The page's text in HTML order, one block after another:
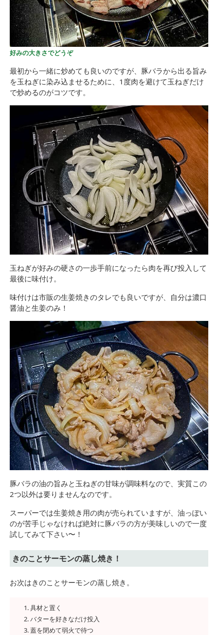
好みの大きさでどうぞ
最初から一緒に炒めても良いのですが、豚バラから出る旨み
を玉ねぎに染み込ませるために、1度肉を避けて玉ねぎだけ
で炒めるのがコツです。
玉ねぎが好みの硬さの一歩手前になったら肉を再び投入して
最後に味付け。
味付けは市販の生姜焼きのタレでも良いですが、自分は濃口
醤油と生姜のみ！
豚バラの油の旨みと玉ねぎの甘味が調味料なので、実質この
2つ以外は要りませんなのです。
スーパーでは生姜焼き用の肉が売られていますが、油っぽい
のが苦手じゃなければ絶対に豚バラの方が美味しいので一度
試してみて下さい〜！
きのことサーモンの蒸し焼き！
お次はきのことサーモンの蒸し焼き。
具材と置く
バターを好きなだけ投入
蓋を閉めて弱火で待つ